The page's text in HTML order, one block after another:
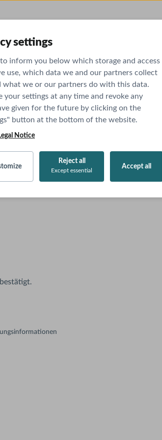
settings
inform you below which storage and access
use, which data we and our partners collect
what we or our partners do with this data.
your settings at any time and revoke any
given for the future by clicking on the
button at the bottom of the website.
Notice
Reject all
Except essential
Accept all